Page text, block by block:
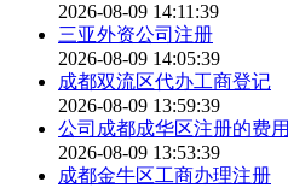
2026-08-09 14:11:39
三亚外资公司注册
2026-08-09 14:05:39
成都双流区代办工商登记
2026-08-09 13:59:39
公司成都成华区注册的费用
2026-08-09 13:53:39
成都金牛区工商办理注册